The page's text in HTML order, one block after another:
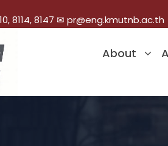
8114, 8147 ✉ pr@eng.kmutnb.ac.th
About